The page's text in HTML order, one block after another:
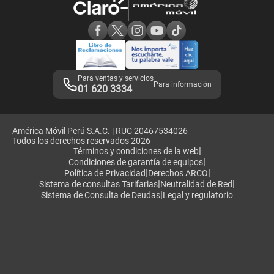
Adquirientes iPhone 6, 6S y SE
Mensaje de Seguridad
Términos y Condiciones de Tienda Claro
Libro de Reclamaciones
Legales de marketplace
Para ventas y servicios
01 620 3334 Para información
América Móvil Perú S.A.C. | RUC 20467534026
Todos los derechos reservados 2026
Términos y condiciones de la web|
Condiciones de garantía de equipos|
Política de Privacidad|Derechos ARCO|
Sistema de consultas Tarifarias|Neutralidad de Red|
Sistema de Consulta de Deudas|Legal y regulatorio